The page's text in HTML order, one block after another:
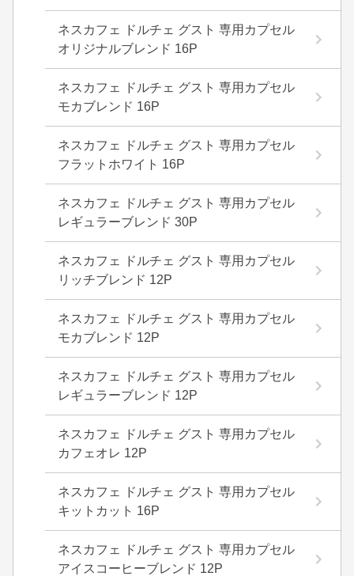
ネスカフェ ドルチェ グスト 専用カプセル
オリジナルブレンド 16P
ネスカフェ ドルチェ グスト 専用カプセル
モカブレンド 16P
ネスカフェ ドルチェ グスト 専用カプセル
フラットホワイト 16P
ネスカフェ ドルチェ グスト 専用カプセル
レギュラーブレンド 30P
ネスカフェ ドルチェ グスト 専用カプセル
リッチブレンド 12P
ネスカフェ ドルチェ グスト 専用カプセル
モカブレンド 12P
ネスカフェ ドルチェ グスト 専用カプセル
レギュラーブレンド 12P
ネスカフェ ドルチェ グスト 専用カプセル
カフェオレ 12P
ネスカフェ ドルチェ グスト 専用カプセル
キットカット 16P
ネスカフェ ドルチェ グスト 専用カプセル
アイスコーヒーブレンド 12P